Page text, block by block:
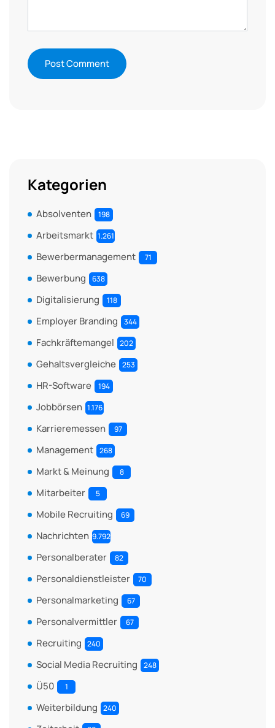
Kategorien
Absolventen 198
Arbeitsmarkt 1.261
Bewerbermanagement 71
Bewerbung 638
Digitalisierung 118
Employer Branding 344
Fachkräftemangel 202
Gehaltsvergleiche 253
HR-Software 194
Jobbörsen 1.176
Karrieremessen 97
Management 268
Markt & Meinung 8
Mitarbeiter 5
Mobile Recruiting 69
Nachrichten 9.792
Personalberater 82
Personaldienstleister 70
Personalmarketing 67
Personalvermittler 67
Recruiting 240
Social Media Recruiting 248
Ü50 1
Weiterbildung 240